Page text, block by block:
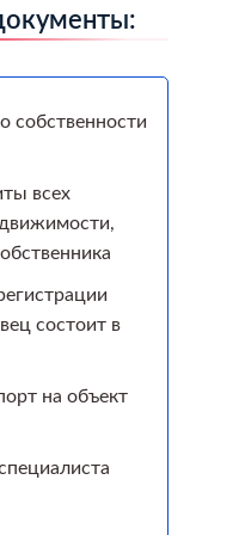
купли-
подготовят
сделок,
Вас,
и
службу
получат
собственности
всех
состоит в
на объект